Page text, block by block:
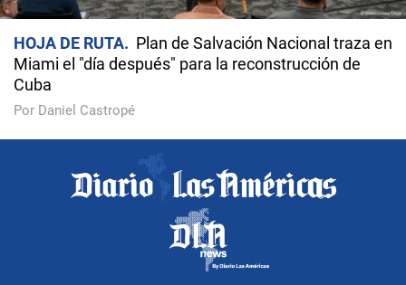
HOJA DE RUTA
Plan de Salvación Nacional traza en
Miami el "día después" para la reconstrucción de
Cuba
Por Daniel Castropé